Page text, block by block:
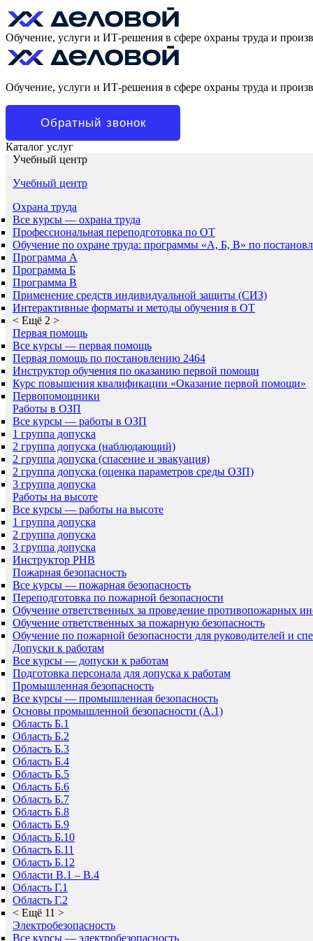
Обучение, услуги и ИТ-решения в сфере охраны труда и
Обучение, услуги и ИТ-решения в сфере охраны труда и
Обратный звонок
Каталог услуг
Учебный центр
Учебный центр
Охрана труда
Все курсы — охрана труда
Профессиональная переподготовка по ОТ
Обучение по охране труда: программы «А, Б, В» по
Программа А
Программа Б
Программа В
Применение средств индивидуальной защиты (СИЗ)
Интерактивные форматы и методы обучения в ОТ
< Ещё 2 >
Первая помощь
Все курсы — первая помощь
Первая помощь по постановлению 2464
Инструктор обучения по оказанию первой помощи
Курс повышения квалификации «Оказание первой помощи»
Первопомощники
Работы в ОЗП
Все курсы — работы в ОЗП
1 группа допуска
2 группа допуска (наблюдающий)
2 группа допуска (спасение и эвакуация)
2 группа допуска (оценка параметров среды ОЗП)
3 группа допуска
Работы на высоте
Все курсы — работы на высоте
1 группа допуска
2 группа допуска
3 группа допуска
Инструктор РНВ
Пожарная безопасность
Все курсы — пожарная безопасность
Переподготовка по пожарной безопасности
Обучение ответственных за проведение противопожарных
Обучение ответственных за пожарную безопасность
Обучение по пожарной безопасности для руководителей и
Допуски к работам
Все курсы — допуски к работам
Подготовка персонала для допуска к работам
Промышленная безопасность
Все курсы — промышленная безопасность
Основы промышленной безопасности (A.1)
Область Б.1
Область Б.2
Область Б.3
Область Б.4
Область Б.5
Область Б.6
Область Б.7
Область Б.8
Область Б.9
Область Б.10
Область Б.11
Область Б.12
Области В.1 – В.4
Область Г.1
Область Г.2
< Ещё 11 >
Электробезопасность
Все курсы — электробезопасность